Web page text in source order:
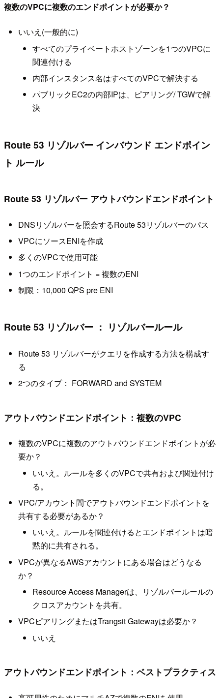
複数のVPCに複数のエンドポイントが必要か？
いいえ(一般的に)
すべてのプライベートホストゾーンを1つのVPCに
関連付ける
内部インスタンス名はすべてのVPCで解決する
パブリックEC2の内部IPは、ピアリング/ TGWで解
決
Route 53 リゾルバー インバウンド エンドポイン
ト ルール
Route 53 リゾルバー アウトバウンドエンドポイント
DNSリゾルバーを照会するRoute 53リゾルバーのパス
VPCにソースENIを作成
多くのVPCで使用可能
1つのエンドポイント = 複数のENI
制限：10,000 QPS pre ENI
Route 53 リゾルバー ： リゾルバールール
Route 53 リゾルバーがクエリを作成する方法を構成す
る
2つのタイプ： FORWARD and SYSTEM
アウトバウンドエンドポイント：複数のVPC
複数のVPCに複数のアウトバウンドエンドポイントが必
要か？
いいえ。ルールを多くのVPCで共有および関連付け
る。
VPC/アカウント間でアウトバウンドエンドポイントを
共有する必要があるか？
いいえ。ルールを関連付けるとエンドポイントは暗
黙的に共有される。
VPCが異なるAWSアカウントにある場合はどうなる
か？
Resource Access Managerは、リゾルバールールの
クロスアカウントを共有。
VPCピアリングまたはTrangsit Gatewayは必要か？
いいえ
アウトバウンドエンドポイント：ベストプラクティス